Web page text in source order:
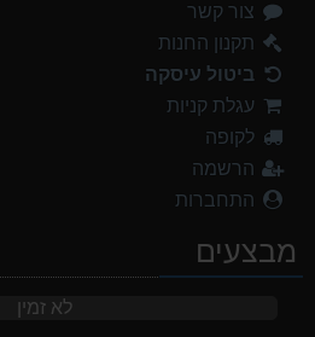
צור קשר
תקנון החנות
ביטול עיסקה
עגלת קניות
לקופה
הרשמה
התחברות
מבצעים
לא זמין